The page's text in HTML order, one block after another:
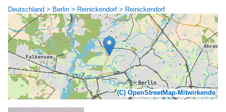
Deutschland > Berlin > Reinickendorf > Reinickendorf
(C) OpenStreetMap-Mitwirkende